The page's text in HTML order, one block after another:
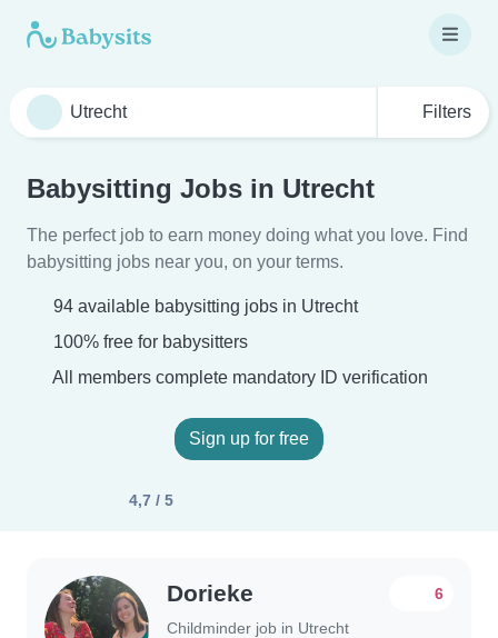
Filters
Babysitting Jobs in Utrecht
The perfect job to earn money doing what you love. Find
babysitting jobs near you, on your terms.
94 available babysitting jobs in Utrecht
100% free for babysitters
All members complete mandatory ID verification
Sign up for free
4,7 / 5
Dorieke
Childminder job in Utrecht
6